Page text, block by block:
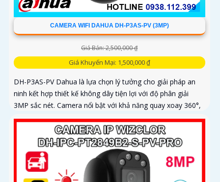
CAMERA WIFI DAHUA DH-P3AS-PV (3MP)
Giá Bán: 2,500,000 ₫
Giá Khuyến Mại: 1,500,000 ₫
DH-P3AS-PV Dahua là lựa chọn lý tưởng cho giải pháp an
ninh kết hợp thiết kế không dây tiện lợi với độ phân giải
3MP sắc nét. Camera nổi bật với khả năng quay xoay 360°,
phát hiện chính xác người và phương tiện, cảnh báo tức thì
bằng đèn nháy và còi hú